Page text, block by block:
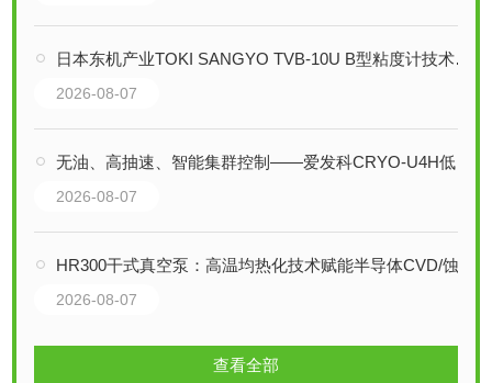
日本东机产业TOKI SANGYO TVB-10U B型粘度计技术解析
2026-08-07
无油、高抽速、智能集群控制——爱发科CRYO-U4H低温真空泵详解
2026-08-07
HR300干式真空泵：高温均热化技术赋能半导体CVD/蚀刻工艺
2026-08-07
查看全部